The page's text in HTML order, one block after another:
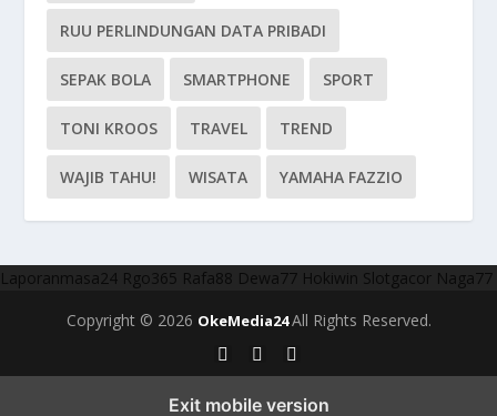
RUU PERLINDUNGAN DATA PRIBADI
SEPAK BOLA SMARTPHONE SPORT
TONI KROOS TRAVEL TREND
WAJIB TAHU! WISATA YAMAHA FAZZIO
Laporanmasa24 Rgo365 Rafa88 Dewa77 Hokiwin Slotgacor Naga77
Copyright © 2026 OkeMedia24All Rights Reserved.
Exit mobile version